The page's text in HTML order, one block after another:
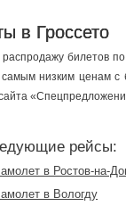
в Гроссето
билетов
самым низким ценам
рейсы:
в Ростов-на-
в Вологду